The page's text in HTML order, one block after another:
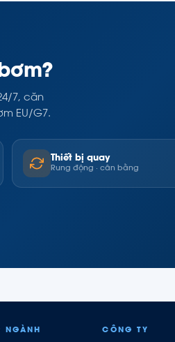
7, căn
EU/G7.
Thiết bị quay
Rung động · cân bằng
CÔNG TY